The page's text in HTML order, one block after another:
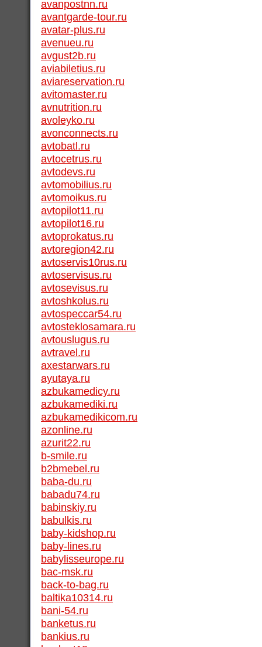
avanpostnn.ru
avantgarde-tour.ru
avatar-plus.ru
avenueu.ru
avgust2b.ru
aviabiletius.ru
aviareservation.ru
avitomaster.ru
avnutrition.ru
avoleyko.ru
avonconnects.ru
avtobatl.ru
avtocetrus.ru
avtodevs.ru
avtomobilius.ru
avtomoikus.ru
avtopilot11.ru
avtopilot16.ru
avtoprokatus.ru
avtoregion42.ru
avtoservis10rus.ru
avtoservisus.ru
avtosevisus.ru
avtoshkolus.ru
avtospeccar54.ru
avtosteklosamara.ru
avtouslugus.ru
avtravel.ru
axestarwars.ru
ayutaya.ru
azbukamedicy.ru
azbukamediki.ru
azbukamedikicom.ru
azonline.ru
azurit22.ru
b-smile.ru
b2bmebel.ru
baba-du.ru
babadu74.ru
babinskiy.ru
babulkis.ru
baby-kidshop.ru
baby-lines.ru
babylisseurope.ru
bac-msk.ru
back-to-bag.ru
baltika10314.ru
bani-54.ru
banketus.ru
bankius.ru